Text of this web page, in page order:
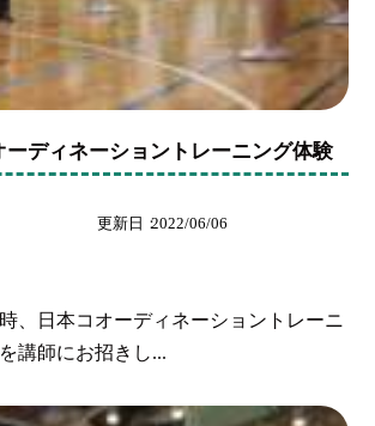
ーディネーショントレーニング体験
更新日 2022/06/06
、日本コオーディネーショントレーニ
講師にお招きし...